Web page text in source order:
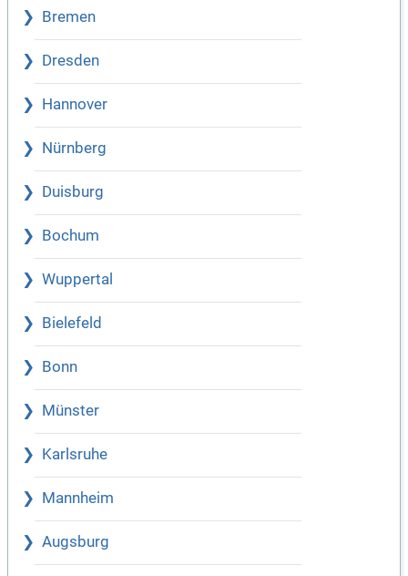
Bremen
Dresden
Hannover
Nürnberg
Duisburg
Bochum
Wuppertal
Bielefeld
Bonn
Münster
Karlsruhe
Mannheim
Augsburg